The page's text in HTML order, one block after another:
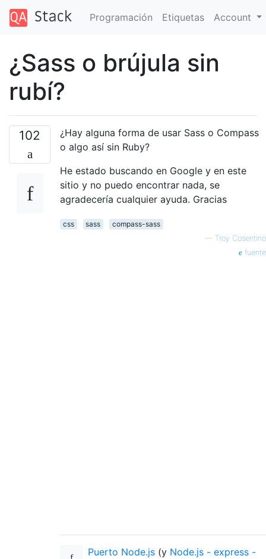
Programación Etiquetas Account
¿Sass o brújula sin
rubí?
102
¿Hay alguna forma de usar Sass o Compass
o algo así sin Ruby?
He estado buscando en Google y en este
sitio y no puedo encontrar nada, se
agradecería cualquier ayuda. Gracias
css sass
compass-sass
— Troy Cosentino
fuente
Puerto Node.js (y Node.js - express -